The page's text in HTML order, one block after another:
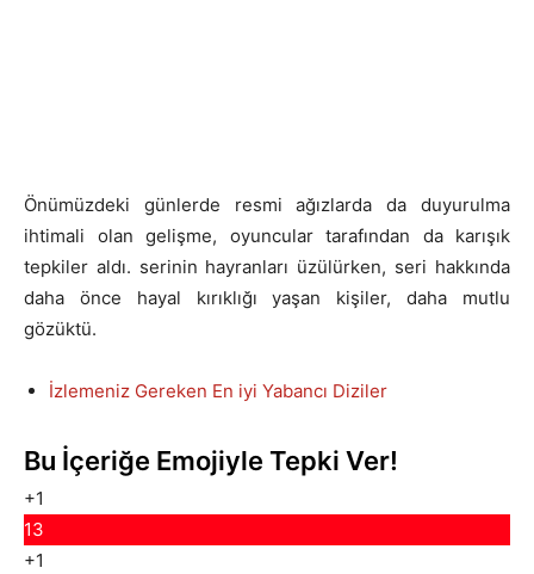
Önümüzdeki günlerde resmi ağızlarda da duyurulma
ihtimali olan gelişme, oyuncular tarafından da karışık
tepkiler aldı. serinin hayranları üzülürken, seri hakkında
daha önce hayal kırıklığı yaşan kişiler, daha mutlu
gözüktü.
İzlemeniz Gereken En iyi Yabancı Diziler
Bu İçeriğe Emojiyle Tepki Ver!
+1
13
+1